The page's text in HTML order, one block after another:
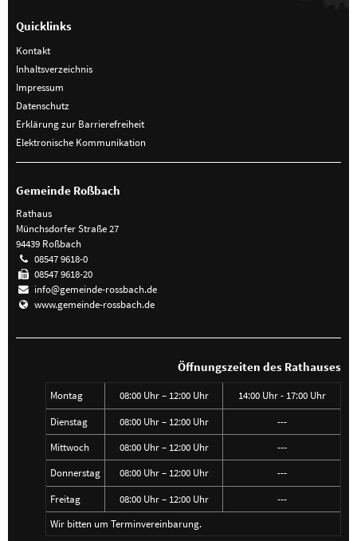
Quicklinks
Kontakt
Inhaltsverzeichnis
Impressum
Datenschutz
Erklärung zur Barrierefreiheit
Elektronische Kommunikation
Gemeinde Roßbach
Rathaus
Münchsdorfer Straße 27
94439 Roßbach
08547 9618-0
08547 9618-20
info@gemeinde-rossbach.de
www.gemeinde-rossbach.de
Öffnungszeiten des Rathauses
Montag 08:00 Uhr – 12:00 Uhr 14:00 Uhr - 17:00 Uhr
Dienstag 08:00 Uhr – 12:00 Uhr
---
Mittwoch
08:00 Uhr – 12:00 Uhr
---
Donnerstag
08:00 Uhr – 12:00 Uhr ---
Freitag 08:00 Uhr – 12:00 Uhr
---
Wir bitten um Terminvereinbarung.